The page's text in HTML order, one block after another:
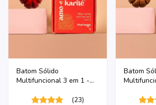
Batom Sólido
Multifuncional 3 em 1 -
(23)
Batom